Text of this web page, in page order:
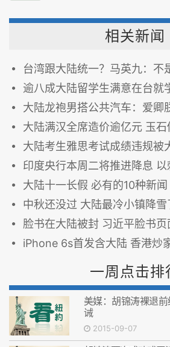
相关新闻
台湾跟大陆统一？马英九：不
逾八成大陆留学生满意在台就
大陆龙袍男搭公共汽车：爱卿
大陆满汉全席造价逾亿元 玉石
大陆考生雅思考试成绩违规被
印度央行本周二将推进降息
大陆十一长假 必有的10种新闻
中秋还没过 大陆最冷小镇降雪
脸书在大陆被封 习近平脸书
iPhone 6s首发含大陆 香港炒
一周点击排
美媒：胡锦涛裸退
诫
2015-09-07